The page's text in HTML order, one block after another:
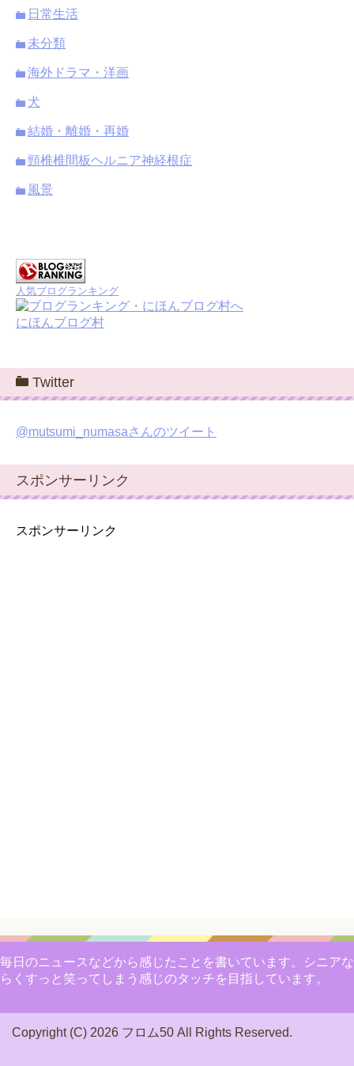
日常生活
未分類
海外ドラマ・洋画
犬
結婚・離婚・再婚
頸椎椎間板ヘルニア神経根症
風景
人気ブログランキング
にほんブログ村
Twitter
@mutsumi_numasaさんのツイート
スポンサーリンク
スポンサーリンク
毎日のニュースなどから感じたことを書いています。シニアな
らくすっと笑ってしまう感じのタッチを目指しています。
Copyright (C) 2026 フロム50 All Rights Reserved.